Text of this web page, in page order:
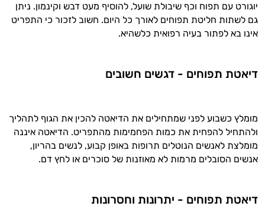
יוגורט עם תפוח וכף שיבולת שועל, להוסיף מעט דבש וקינמון. ניתן
גם לשתות חליטת תפוחים לאורך כל היום. חשוב לזכור כי התפריט
אינו בא לפתור בעיה רפואית כלשהיא.
דיאטת תפוחים - דגשים חשובים
מומלץ כשבוע לפני שמתחילים את הדיאטה להכין את הגוף לתהליך
ולהתחיל להפחית את כמות הפחמימות מהתפריט. הדיאטה איננה
מומלצת לאנשים הנוטלים תרופות באופן קבוע, לנשים בהריון,
אנשים הסובלים מרמות לא מאוזנות של סוכרים או לחץ דם.
דיאטת תפוחים - יתרונות וחסרונות
אני כאן כדי לעזור לך להתאים את תוספי
התזונה ומוצרי הבריאות המדויקים למטרות
ולמצב הגופני שלך, ולהסביר לך אילו רכיבים
זה הזמן להתחיל. איך אוכל לעזור?